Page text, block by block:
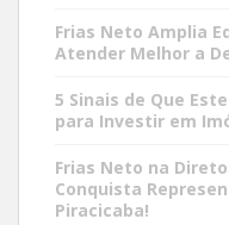
Frias Neto Amplia
Atender Melhor a
5 Sinais de Que
para Investir em
Frias Neto na
Conquista
Piracicaba!